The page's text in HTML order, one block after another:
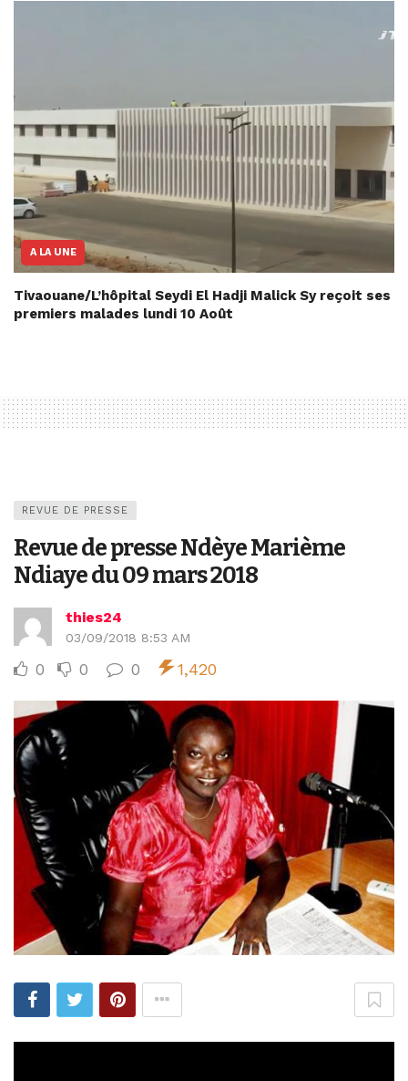
A LA UNE
Tivaouane/L’hôpital Seydi El Hadji Malick Sy reçoit ses
premiers malades lundi 10 Août
REVUE DE PRESSE
Revue de presse Ndèye Marième
Ndiaye du 09 mars 2018
thies24
03/09/2018 8:53 AM
0 0 0 1,420